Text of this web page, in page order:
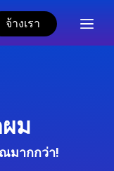
จ้างเรา
ม
มากกว่า!